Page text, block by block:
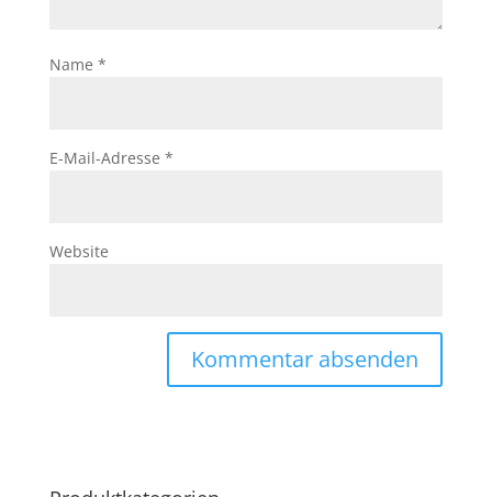
Name *
E-Mail-Adresse *
Website